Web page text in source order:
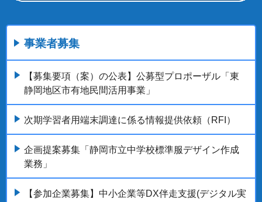
事業者募集
【募集要項（案）の公表】公募型プロポーザル「東
静岡地区市有地民間活用事業」
次期学習者用端末調達に係る情報提供依頼（RFI）
企画提案募集「静岡市立中学校標準服デザイン作成
業務」
【参加企業募集】中小企業等DX伴走支援(デジタル実